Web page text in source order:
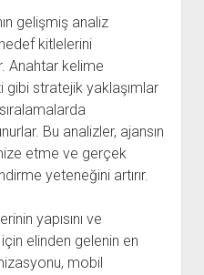
gelişmiş analiz
kitlelerini
Anahtar kelime
gibi stratejik yaklaşımlar
Bu analizler, ajansın
etme ve gerçek
yeteneğini artırır.
yapısını ve
elinden gelenin en
mobil